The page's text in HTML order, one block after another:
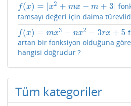
f(x) = x2 + mx − m + 3
f(x)=| x2+ mx −m +3|
tamsayı değeri için daima
f(x) = mx3 − nx2 − 3rx + 5
f(x)=mx3 −nx2−3r x+5
artan bir fonksiyon olduğuna
hangisi doğrudur ?
Tüm kategoriler